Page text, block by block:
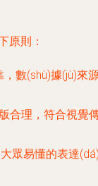
原則：
數(shù)據(jù)來
合理，符合視覺
眾易懂的表達